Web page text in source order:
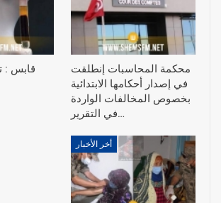
محكمة المحاسبات إنطلقت
في إصدار أحكامها الابتدائية
بخصوص المخالفات الواردة
في التقرير…
أخر الأخبار